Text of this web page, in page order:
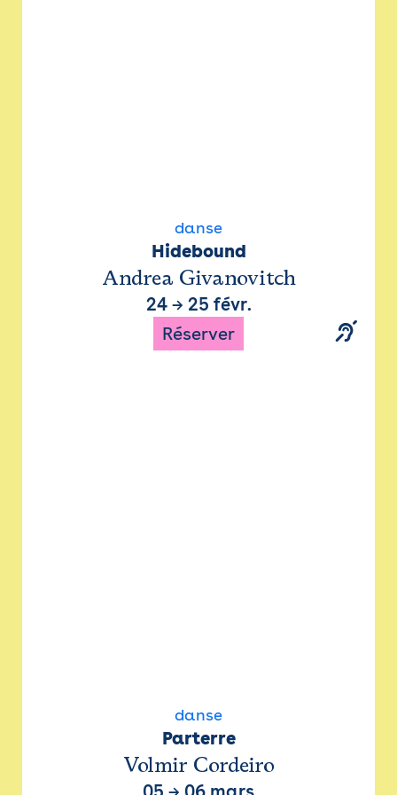
danse
Hidebound
Andrea Givanovitch
24→ 25 févr.
Réserver
danse
Parterre
Volmir Cordeiro